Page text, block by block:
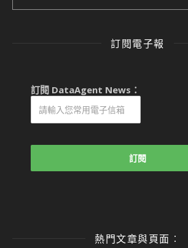
訂閱電子報
訂閱 DataAgent News：
熱門文章與頁面︰